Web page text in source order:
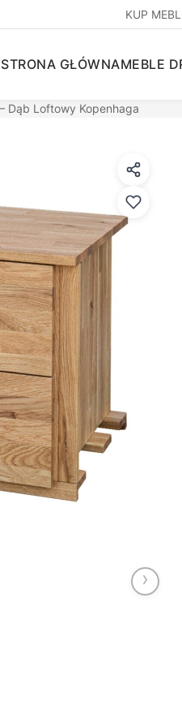
KUP
STRONA GŁÓWNAMEBLE
Dąb Loftowy Kopenhaga
›